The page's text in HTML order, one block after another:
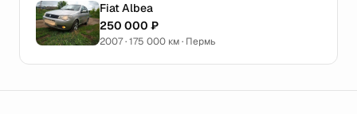
Fiat Albea
250 000 ₽
2007 · 175 000 км · Пермь